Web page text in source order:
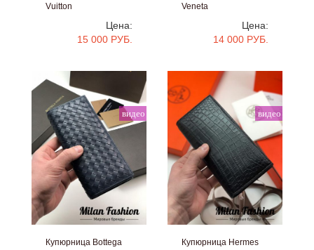
Vuitton
Цена:
15 000 РУБ.
Veneta
Цена:
14 000 РУБ.
видео
Купюрница Bottega
видео
Купюрница Hermes